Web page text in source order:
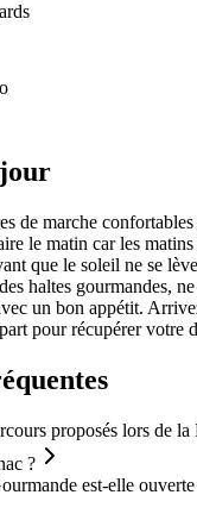
de marche
le matin car les
que le soleil ne se
haltes gourmandes,
un bon appétit.
pour récupérer votre
proposés lors de la
?
est-elle